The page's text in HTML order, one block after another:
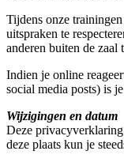
Tijdens onze
uitspraken te
anderen buiten de zaal
Indien je online
social media posts) is
Wijzigingen en datum
Deze
deze plaats kun je